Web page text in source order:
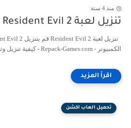
منذ 4 سنة
تنزيل لعبة Resident Evil 2
الكمبيوتر - Repack-Games.com - كيفية تنزيل وتثبيت Resident Evil 2 v1....
تحميل العاب اكشن